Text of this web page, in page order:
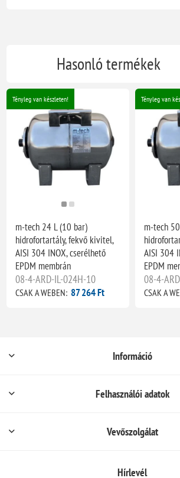
Hasonló termékek
Tényleg van készleten!
m-tech 24 L (10 bar)
hidrofortartály, fekvő kivitel,
AISI 304 INOX, cserélhető
EPDM membrán
08-4-ARD-IL-024H-10
CSAK A WEBEN: 87 264 Ft
Tényleg van
m-tech
AISI 304
EPDM
08-4-
CSAK A
Információ
Felhasználói adatok
Vevőszolgálat
Hírlevél